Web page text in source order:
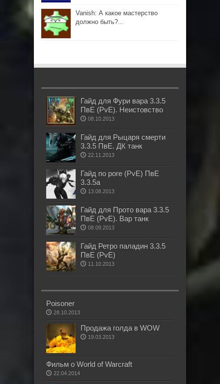
Vanish: А какое мастерство
должно быть?...
Гайд для Фури вара 3.3.5
ПвЕ (PvE). Неистовство
08.10.2013
Гайд для Рыцаря смерти
3.3.5 ПвЕ. ДК танк
22.11.2013
Гайд по роге (PvE) ПвЕ
3.3.5а
13.08.2013
Гайд для Прото вара 3.3.5
ПвЕ (PvE). Вар танк
08.09.2013
Гайд Ретро паладин 3.3.5
ПвЕ (PvE)
11.10.2013
Poisoner
28.10.2013
Продажа голда в WOW
19.03.2013
Фильм о World of Warcraft
22.04.2014